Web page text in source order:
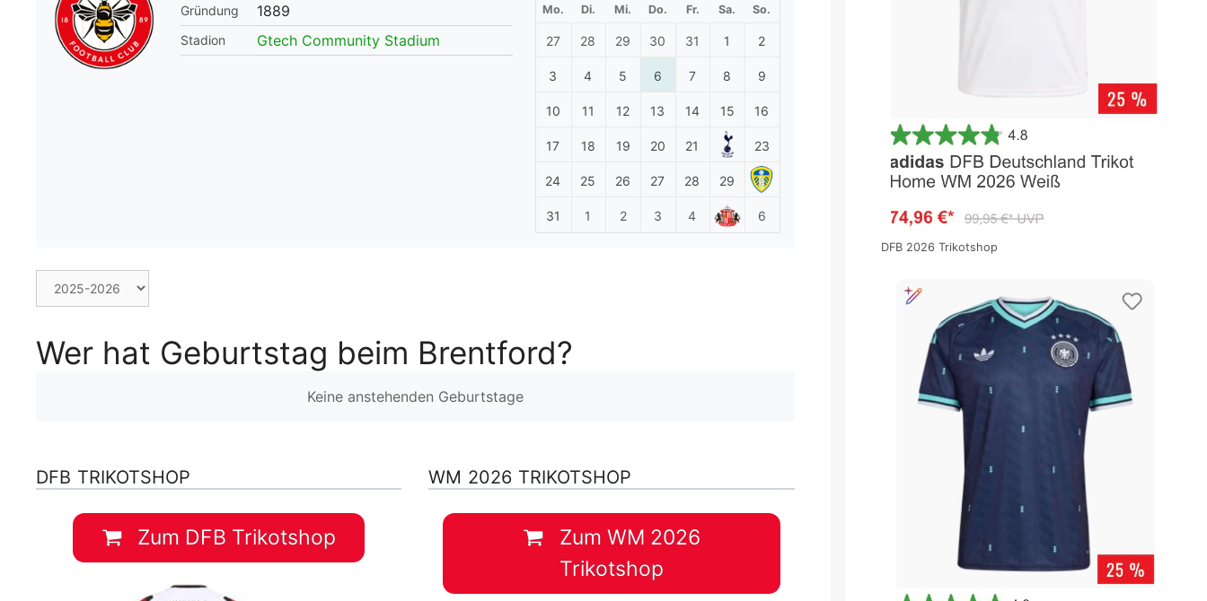
WM 2026 Spielplan Excel – kostenlos
downloaden & automatisch ausfüllen
Gründung
1889
Stadion Gtech Community Stadium
Mo. Di. Mi. Do. Fr. Sa. So.
27 28 29 30 31 1 2
3 4 5 6 7 8 9
10 11 12 13 14 15 16
17 18 19 20 21 23
24 25 26 27 28 29
31 1 2 3 4 6
Wer hat Geburtstag beim Brentford?
Keine anstehenden Geburtstage
DFB TRIKOTSHOP
Zum DFB Trikotshop
WM 2026 TRIKOTSHOP
Zum WM 2026
Trikotshop
DFB 2026 Trikotshop